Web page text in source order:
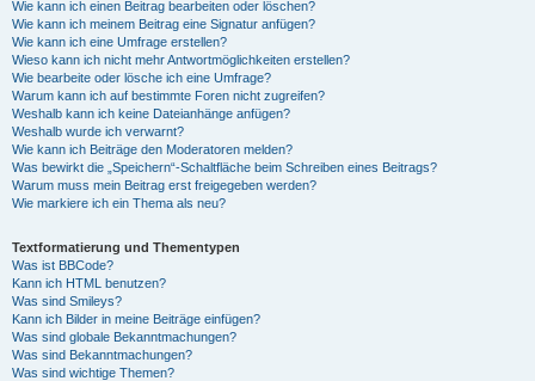
Wie kann ich einen Beitrag bearbeiten oder löschen?
Wie kann ich meinem Beitrag eine Signatur anfügen?
Wie kann ich eine Umfrage erstellen?
Wieso kann ich nicht mehr Antwortmöglichkeiten erstellen?
Wie bearbeite oder lösche ich eine Umfrage?
Warum kann ich auf bestimmte Foren nicht zugreifen?
Weshalb kann ich keine Dateianhänge anfügen?
Weshalb wurde ich verwarnt?
Wie kann ich Beiträge den Moderatoren melden?
Was bewirkt die „Speichern“-Schaltfläche beim Schreiben eines Beitrags?
Warum muss mein Beitrag erst freigegeben werden?
Wie markiere ich ein Thema als neu?
Textformatierung und Thementypen
Was ist BBCode?
Kann ich HTML benutzen?
Was sind Smileys?
Kann ich Bilder in meine Beiträge einfügen?
Was sind globale Bekanntmachungen?
Was sind Bekanntmachungen?
Was sind wichtige Themen?